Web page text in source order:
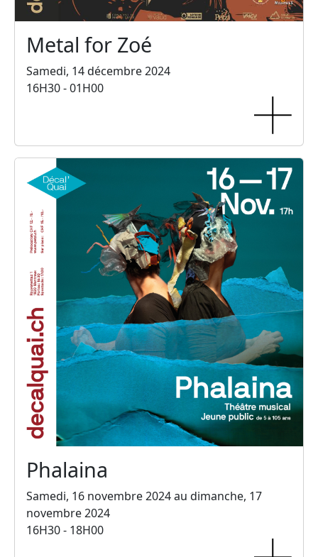
Metal for Zoé
Samedi, 14 décembre 2024
16H30 - 01H00
Phalaina
Samedi, 16 novembre 2024 au dimanche, 17
novembre 2024
16H30 - 18H00